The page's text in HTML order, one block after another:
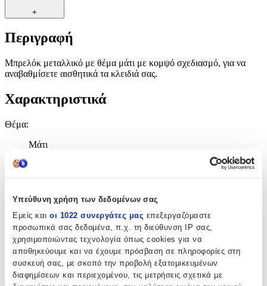
Υπεύθυνη χρήση των δεδομένων σας
Εμείς και οι 1022 συνεργάτες μας επεξεργαζόμαστε
προσωπικά σας δεδομένα, π.χ. τη διεύθυνση IP σας,
χρησιμοποιώντας τεχνολογία όπως cookies για να
αποθηκεύουμε και να έχουμε πρόσβαση σε πληροφορίες στη
συσκευή σας, με σκοπό την προβολή εξατομικευμένων
διαφημίσεων και περιεχομένου, τις μετρήσεις σχετικά με
+
Περιγραφή
Μπρελόκ μεταλλικό με θέμα μάτι με κομψό σχεδιασμό, για να
αναβαθμίσετε αισθητικά τα κλειδιά σας.
Χαρακτηριστικά
Θέμα:
Μάτι
Τύπος
Υλικό:
Μεταλλικό
Κατασκευαστής
OEM